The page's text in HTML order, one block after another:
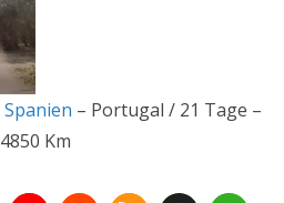
Spanien – Portugal / 21 Tage –
4850 Km